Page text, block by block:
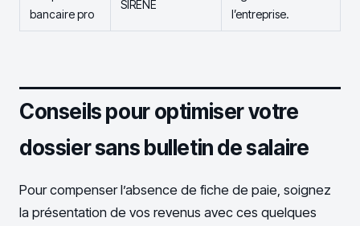
bancaire pro
SIRENE
l’entreprise.
Conseils pour optimiser votre
dossier sans bulletin de salaire
Pour compenser l’absence de fiche de paie, soignez
la présentation de vos revenus avec ces quelques